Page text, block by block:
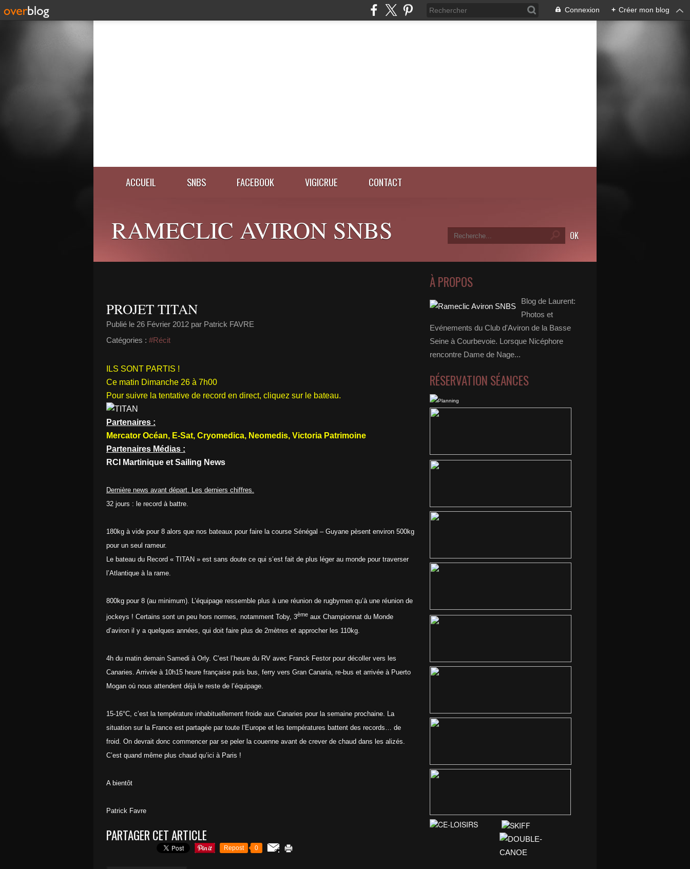
Connexion + Créer mon blog
ACCUEIL SNBS FACEBOOK VIGICRUE CONTACT
RAMECLIC AVIRON SNBS
PROJET TITAN
Publié le 26 Février 2012 par Patrick FAVRE
Catégories : #Récit
ILS SONT PARTIS !
Ce matin Dimanche 26 à 7h00
Pour suivre la tentative de record en direct, cliquez sur le bateau.
Partenaires :
Mercator Océan, E-Sat, Cryomedica, Neomedis, Victoria Patrimoine
Partenaires Médias :
RCI Martinique et Sailing News
Dernière news avant départ. Les derniers chiffres.
32 jours : le record à battre.
180kg à vide pour 8 alors que nos bateaux pour faire la course Sénégal – Guyane pèsent environ 500kg
pour un seul rameur.
Le bateau du Record « TITAN » est sans doute ce qui s’est fait de plus léger au monde pour traverser
l’Atlantique à la rame.
800kg pour 8 (au minimum). L’équipage ressemble plus à une réunion de rugbymen qu’à une réunion de
jockeys ! Certains sont un peu hors normes, notamment Toby, 3ème aux Championnat du Monde
d’aviron il y a quelques années, qui doit faire plus de 2mètres et approcher les 110kg.
4h du matin demain Samedi à Orly. C’est l’heure du RV avec Franck Festor pour décoller vers les
Canaries. Arrivée à 10h15 heure française puis bus, ferry vers Gran Canaria, re-bus et arrivée à Puerto
Mogan où nous attendent déjà le reste de l’équipage.
15-16°C, c’est la température inhabituellement froide aux Canaries pour la semaine prochaine. La
situation sur la France est partagée par toute l’Europe et les températures battent des records… de
froid. On devrait donc commencer par se peler la couenne avant de crever de chaud dans les alizés.
C’est quand même plus chaud qu’ici à Paris !
A bientôt
Patrick Favre
PARTAGER CET ARTICLE
Repost 0
À PROPOS
Blog de Laurent:
Photos et
Evénements du Club d'Aviron de la Basse
Seine à Courbevoie. Lorsque Nicéphore
rencontre Dame de Nage...
RÉSERVATION SÉANCES